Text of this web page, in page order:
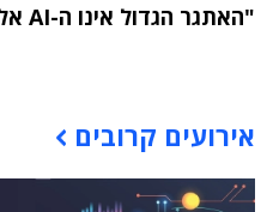
"האתגר הגדול אינו ה-AI אלא הטמעתה בארגון"
אירועים קרובים